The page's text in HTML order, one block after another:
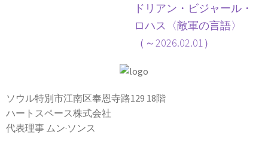
ドリアン・ビジャール・
ロハス〈敵軍の言語〉
（～2026.02.01）
ソウル特別市江南区奉恩寺路129 18階
ハートスペース株式会社
代表理事 ムン·ソンス